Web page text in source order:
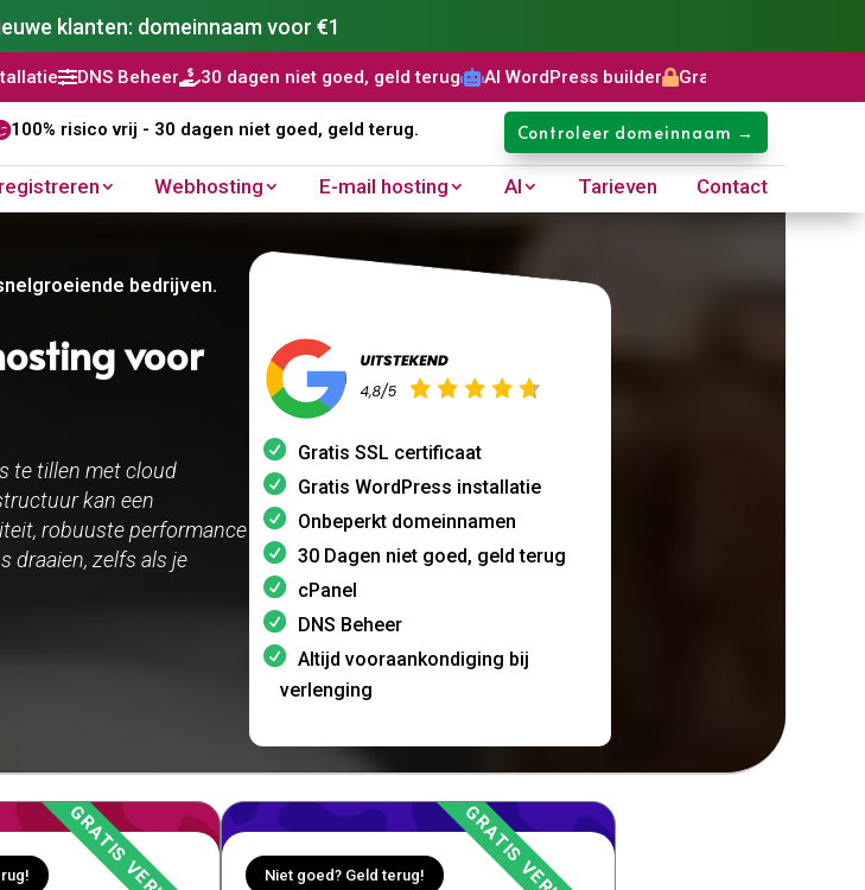
klanten: domeinnaam voor €1
30 dagen niet goed, geld terugAI WordPress builder Gratis SSL certificaat
100% risico vrij - 30 dagen niet goed, geld terug. Controleer domeinnaam →
Webhosting E-mail hosting AI Tarieven Contact
bedrijven.​
voor
te tillen met cloud
kan een
robuuste performance
draaien, zelfs als je
Gratis SSL certificaat
Gratis WordPress installatie
Onbeperkt domeinnamen
30 Dagen niet goed, geld terug
cPanel
DNS Beheer
Altijd vooraankondiging bij
verlenging
Niet goed? Geld terug!